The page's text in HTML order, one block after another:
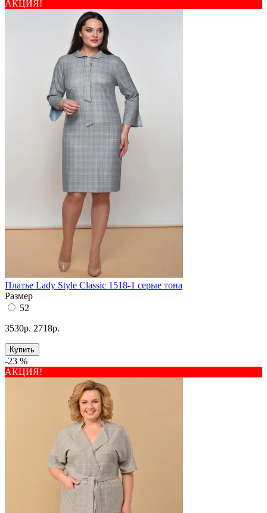
АКЦИЯ!
Платье Lady Style Classic 1518-1 серые тона
Размер
52
3530р. 2718р.
Купить
-23 %
АКЦИЯ!